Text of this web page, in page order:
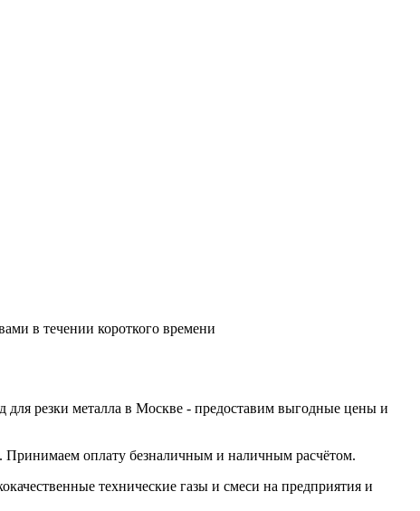
в течении короткого времени
резки металла в Москве - предоставим выгодные цены и
Принимаем оплату безналичным и наличным расчётом.
технические газы и смеси на предприятия и